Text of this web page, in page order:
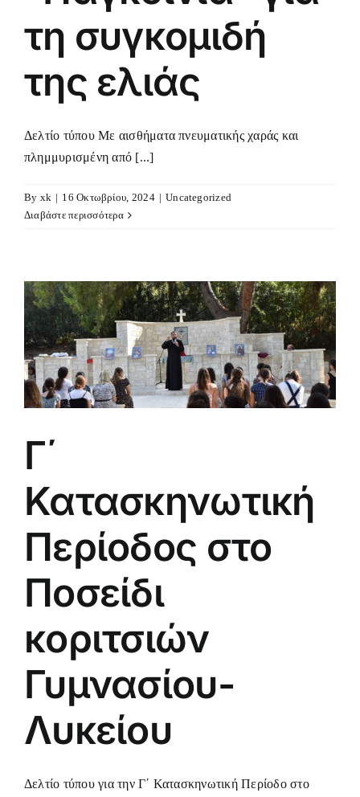
τη συγκομιδή
της ελιάς
Δελτίο τύπου Με αισθήματα πνευματικής χαράς και
πλημμυρισμένη από [...]
By xk | 16 Οκτωβρίου, 2024 | Uncategorized
Διαβάστε περισσότερα
Γ΄
Κατασκηνωτική
Περίοδος στο
Ποσείδι
κοριτσιών
Γυμνασίου-
Λυκείου
Δελτίο τύπου για την Γ΄ Κατασκηνωτική Περίοδο στο